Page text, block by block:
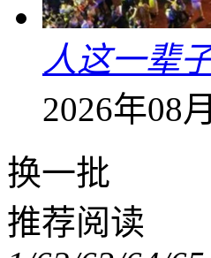
人这一辈
2026年08
换一批
推荐阅读